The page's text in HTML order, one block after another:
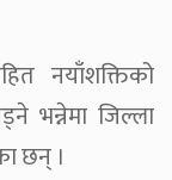
नयाँशक्तिको
भन्नेमा जिल्ला
छन् ।